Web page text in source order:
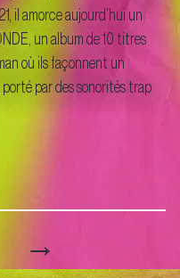
il amorce aujourd’hui un
un album de 10 titres
où ils façonnent un
par des sonorités trap
→